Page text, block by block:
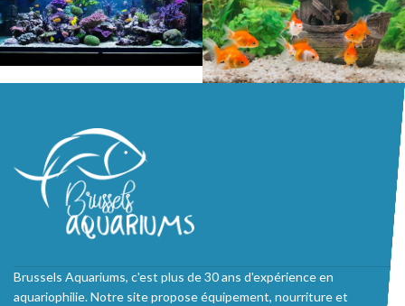
Brussels Aquariums, c'est plus de 30 ans d'expérience en
aquariophilie. Notre site propose équipement, nourriture et